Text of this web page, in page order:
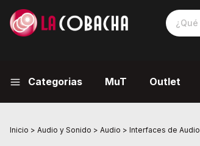
Categorias MuT Outlet
Inicio > Audio y Sonido > Audio > Interfaces de Audio